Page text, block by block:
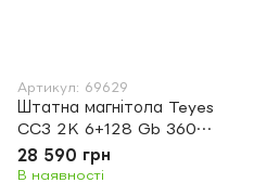
Артикул: 69629
Штатна магнітола Teyes
CC3 2K 6+128 Gb 360°
Honda BRV 2015-2019 9"
28 590 грн
В наявності